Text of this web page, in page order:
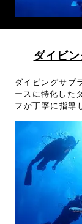
ダイビ
ダイビングサプ
ースに特化した
フが丁寧に指導